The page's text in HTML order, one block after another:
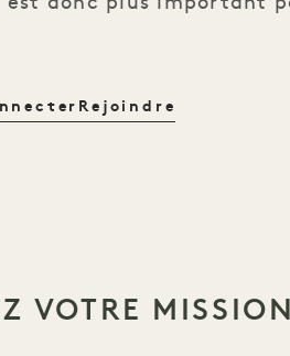
est donc plus important
Rejoindre
VOTRE MISSION